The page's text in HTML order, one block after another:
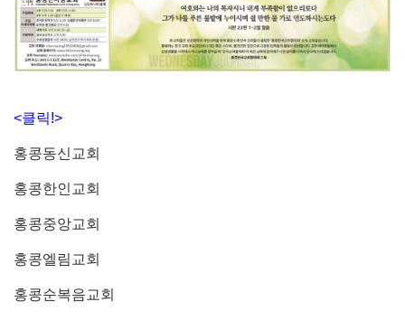
<클릭!>
홍콩동신교회
홍콩한인교회
홍콩중앙교회
홍콩엘림교회
홍콩순복음교회